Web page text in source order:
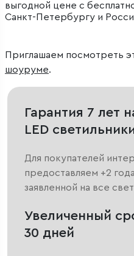
выгодной цене с
Санкт-Петербургу и
Приглашаем посмотреть
шоуруме.
Гарантия 7 лет
LED
Для покупателей
предоставляем +2
заявленной на все
Увеличенный
30 дней